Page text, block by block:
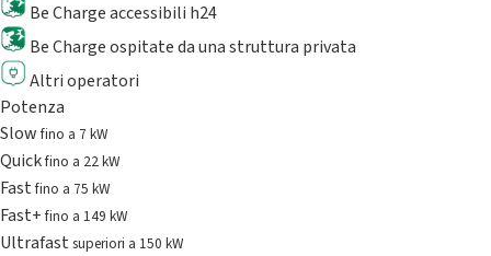
Be Charge accessibili h24
Be Charge ospitate da una struttura privata
Altri operatori
Potenza
Slowfino a 7 kW
Quickfino a 22 kW
Fastfino a 75 kW
Fast+fino a 149 kW
Ultrafast superiori a 150 kW